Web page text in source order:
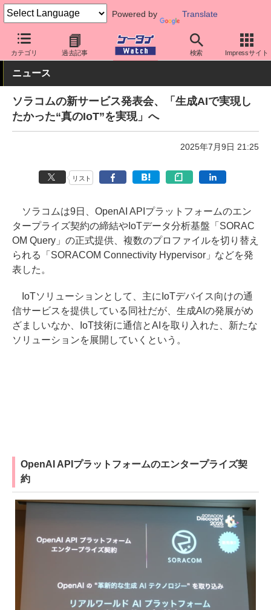
Powered by Translate
カテゴリ 過去記事 検索 Impressサイト
ケータイ Watch 法人向け IoT
ニュース
ソラコムの新サービス発表会、「生成AIで実現し
たかった“真のIoT”を実現」へ
2025年7月9日 21:25
リスト
ソラコムは9日、OpenAI APIプラットフォームのエン
タープライズ契約の締結やIoTデータ分析基盤「SORAC
OM Query」の正式提供、複数のプロファイルを切り替え
られる「SORACOM Connectivity Hypervisor」などを発
表した。
IoTソリューションとして、主にIoTデバイス向けの通
信サービスを提供している同社だが、生成AIの発展がめ
ざましいなか、IoT技術に通信とAIを取り入れた、新たな
ソリューションを展開していくという。
OpenAI APIプラットフォームのエンタープライズ契
約